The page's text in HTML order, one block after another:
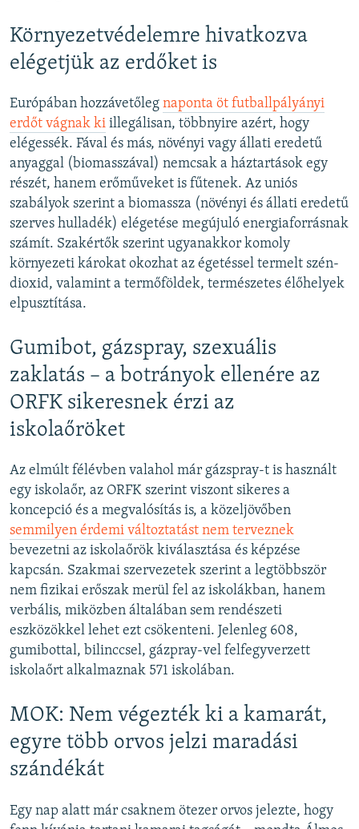
Környezetvédelemre hivatkozva
elégetjük az erdőket is
Európában hozzávetőleg naponta öt futballpályányi
erdőt vágnak ki illegálisan, többnyire azért, hogy
elégessék. Fával és más, növényi vagy állati eredetű
anyaggal (biomasszával) nemcsak a háztartások egy
részét, hanem erőműveket is fűtenek. Az uniós
szabályok szerint a biomassza (növényi és állati eredetű
szerves hulladék) elégetése megújuló energiaforrásnak
számít. Szakértők szerint ugyanakkor komoly
környezeti károkat okozhat az égetéssel termelt szén-
dioxid, valamint a termőföldek, természetes élőhelyek
elpusztítása.
Gumibot, gázspray, szexuális
zaklatás – a botrányok ellenére az
ORFK sikeresnek érzi az
iskolaőröket
Az elmúlt félévben valahol már gázspray-t is használt
egy iskolaőr, az ORFK szerint viszont sikeres a
koncepció és a megvalósítás is, a közeljövőben
semmilyen érdemi változtatást nem terveznek
bevezetni az iskolaőrök kiválasztása és képzése
kapcsán. Szakmai szervezetek szerint a legtöbbször
nem fizikai erőszak merül fel az iskolákban, hanem
verbális, miközben általában sem rendészeti
eszközökkel lehet ezt csökenteni. Jelenleg 608,
gumibottal, bilinccsel, gázpray-vel felfegyverzett
iskolaőrt alkalmaznak 571 iskolában.
MOK: Nem végezték ki a kamarát,
egyre több orvos jelzi maradási
szándékát
Egy nap alatt már csaknem ötezer orvos jelezte, hogy